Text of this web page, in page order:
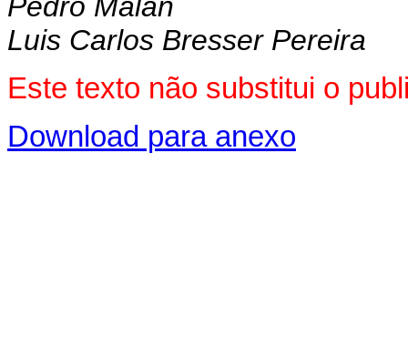
Luis Carlos Bresser Pereira
Este texto não substitui o
Download para anexo